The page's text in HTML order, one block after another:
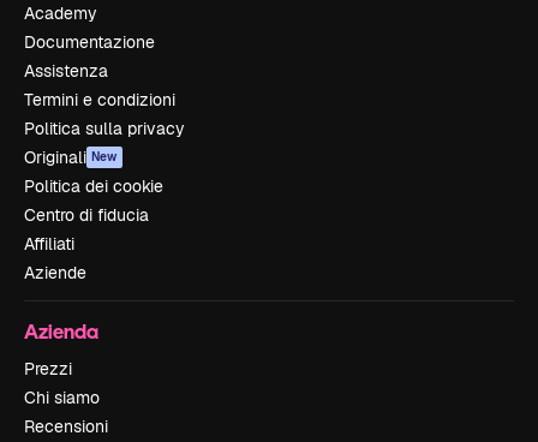
Academy
Documentazione
Assistenza
Termini e condizioni
Politica sulla privacy
Originali New
Politica dei cookie
Centro di fiducia
Affiliati
Aziende
Azienda
Prezzi
Chi siamo
Recensioni